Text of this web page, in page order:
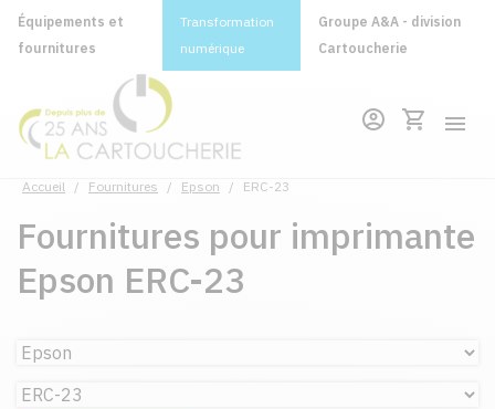
Équipements et
fournitures
Transformation
numérique
Groupe A&A - division
Cartoucherie
Accueil / Fournitures / Epson / ERC-23
Fournitures pour imprimante
Epson ERC-23